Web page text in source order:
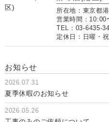
所在地：東京都
営業時間：10:00
TEL：03-6435-
定休日：日曜・
お知らせ
2026.07.31
夏季休暇のお知らせ
2026.05.26